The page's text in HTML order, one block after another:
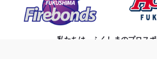
私たちは、ふくしまのプロス